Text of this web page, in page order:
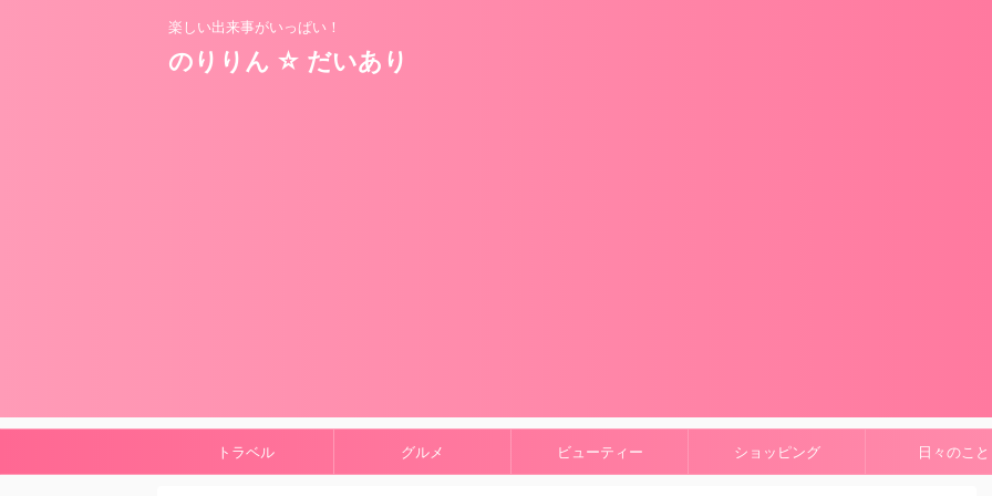
楽しい出来事がいっぱい！
のりりん ☆ だいあり
トラベル グルメ ビューティー ショッピング 日々のこと